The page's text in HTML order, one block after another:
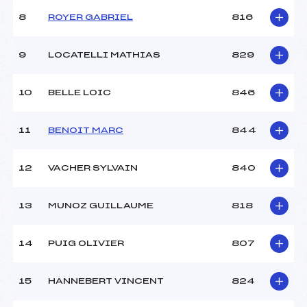
8 ROYER GABRIEL 816
9 LOCATELLI MATHIAS 829
10 BELLE LOIC 846
11 BENOIT MARC 844
12 VACHER SYLVAIN 840
13 MUNOZ GUILLAUME 818
14 PUIG OLIVIER 807
15 HANNEBERT VINCENT 824